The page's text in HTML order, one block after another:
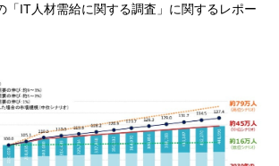
「IT人材需給に関する調査」に関するレポー